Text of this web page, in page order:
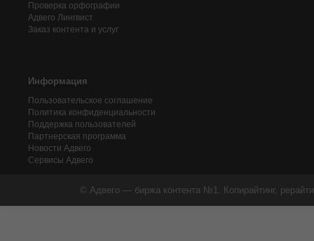
Проверка орфографии
Адвего Лингвист
Заказ контента и услуг
Информация
Пользовательское соглашение
Политика конфиденциальности
Поддержка пользователей
Партнерская программа
Новости Адвего
Сервисы Адвего
© Адвего — биржа контента №1. Копирайтинг,